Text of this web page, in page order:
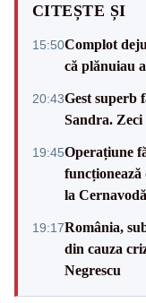
CITEȘTE ȘI
15:50Complot
că plănuiau
20:43Gest superb
Sandra. Zeci
19:45Operațiune
la Cernavodă
19:17România,
din cauza
Negrescu